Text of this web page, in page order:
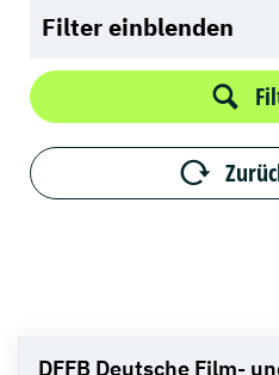
Filter einblenden
DFFB Deutsche Film-